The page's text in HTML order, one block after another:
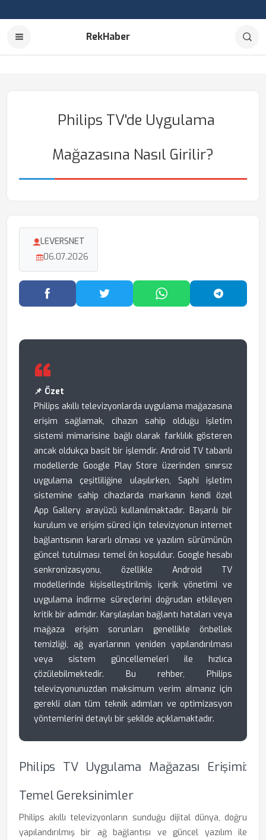
RekHaber
Philips TV'de Uygulama
Mağazasına Nasıl Girilir?
LEVERSNET
06.07.2026
Facebook'ta PaylaşTwitter'da PaylaşWhatsApp'ta Paylaş
📌 Özet
Philips akıllı televizyonlarda uygulama mağazasına
erişim sağlamak, cihazın sahip olduğu işletim
sistemi mimarisine bağlı olarak farklılık gösteren
ancak oldukça basit bir işlemdir. Android TV tabanlı
modellerde Google Play Store üzerinden sınırsız
uygulama çeşitliliğine ulaşılırken, Saphi işletim
sistemine sahip cihazlarda markanın kendi özel
App Gallery arayüzü kullanılmaktadır. Başarılı bir
kurulum ve erişim süreci için televizyonun internet
bağlantısının kararlı olması ve yazılım sürümünün
güncel tutulması temel ön koşuldur. Google hesabı
senkronizasyonu, özellikle Android TV
modellerinde kişiselleştirilmiş içerik yönetimi ve
uygulama indirme süreçlerini doğrudan etkileyen
kritik bir adımdır. Karşılaşılan bağlantı hataları veya
mağaza erişim sorunları genellikle önbellek
temizliği, ağ ayarlarının yeniden yapılandırılması
veya sistem güncellemeleri ile hızlıca
çözülebilmektedir. Bu rehber, Philips
televizyonunuzdan maksimum verim almanız için
gerekli olan tüm teknik adımları ve optimizasyon
yöntemlerini detaylı bir şekilde açıklamaktadır.
Philips TV Uygulama Mağazası Erişimi:
Temel Gereksinimler
Philips akıllı televizyonların sunduğu dijital dünya, doğru
yapılandırılmış bir ağ bağlantısı ve güncel yazılım ile